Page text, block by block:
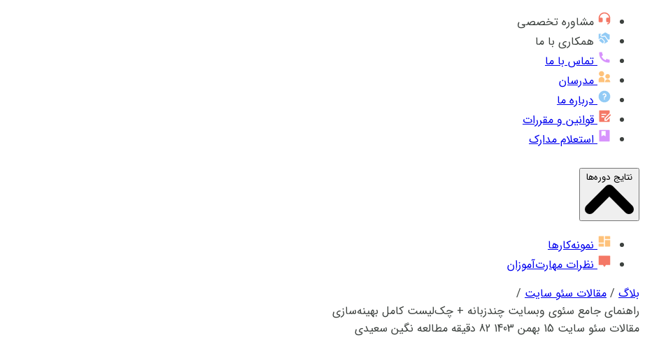
مشاوره تخصصی
همکاری با ما
تماس با ما
مدرسان
درباره ما
قوانین و مقررات
استعلام مدارک
نتایج دوره‌ها
نمونه‌کارها
نظرات مهارت‌آموزان
بلاگ / مقالات سئو سایت /
راهنمای جامع سئوی وبسایت چندزبانه + چک‌لیست کامل بهینه‌سازی
مقالات سئو سایت 15 بهمن 1403 82 دقیقه مطالعه نگین سعیدی